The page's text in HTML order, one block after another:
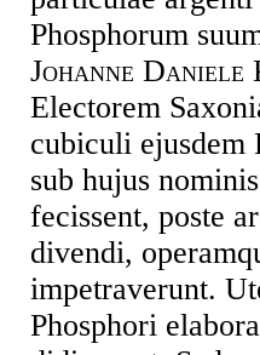
Phosphorum
Johanne
Electorem
cubiculi ejusdem
sub hujus
fecissent, poste
divendi,
impetraverunt.
Phosphori